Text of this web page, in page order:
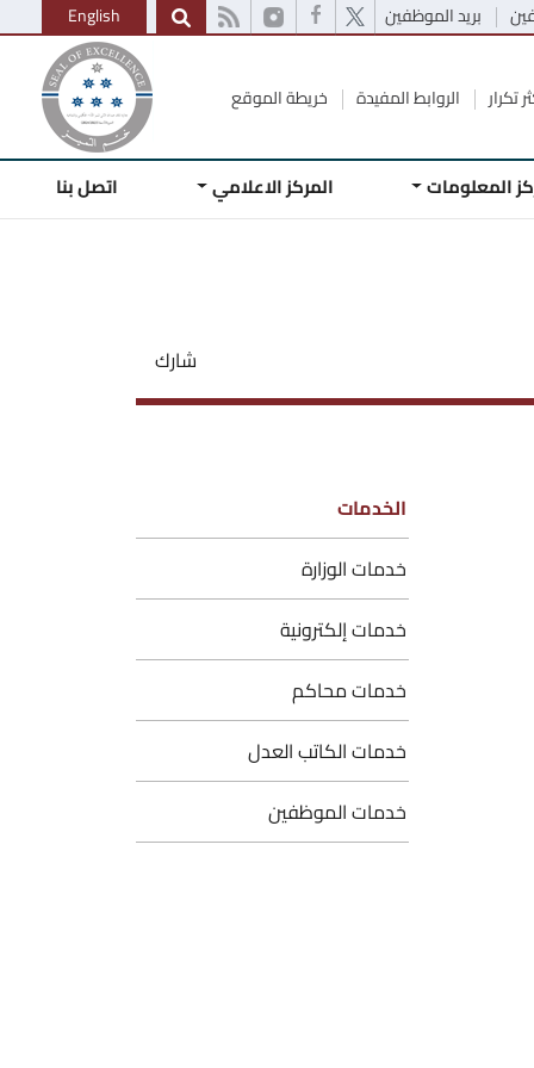
بريد الموظفين English
تكرار الروابط المفيدة خريطة الموقع
المعلومات المركز الاعلامي اتصل بنا
شارك
الخدمات
خدمات الوزارة
خدمات إلكترونية
خدمات محاكم
خدمات الكاتب العدل
خدمات الموظفين